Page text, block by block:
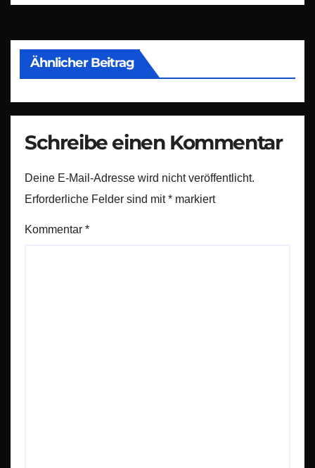
Ähnlicher Beitrag
Schreibe einen Kommentar
Deine E-Mail-Adresse wird nicht veröffentlicht.
Erforderliche Felder sind mit* markiert
Kommentar *